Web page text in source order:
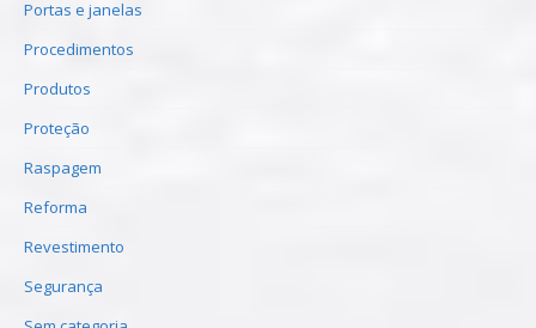
Portas e janelas
Procedimentos
Produtos
Proteção
Raspagem
Reforma
Revestimento
Segurança